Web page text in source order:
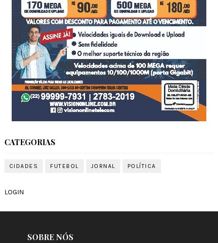
CATEGORIAS
CIDADES FUTEBOL JORNAL POLÍTICA
LOGIN
SOBRE NÓS